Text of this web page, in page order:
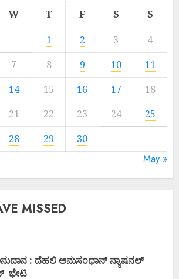
W T F S
S
1
2 3
4
7 8 9 10
11
14 15 16 17
18
21 22 23 24
25
28 29 30
May »
MISSED
: ದೆಹಲಿ ಅನುಸಂಧಾನ್ ನ್ಯಾಷನಲ್
ಭೇಟಿ